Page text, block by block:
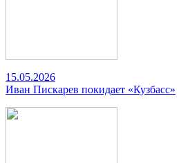
15.05.2026
Иван Пискарев покидает «Кузбасс»